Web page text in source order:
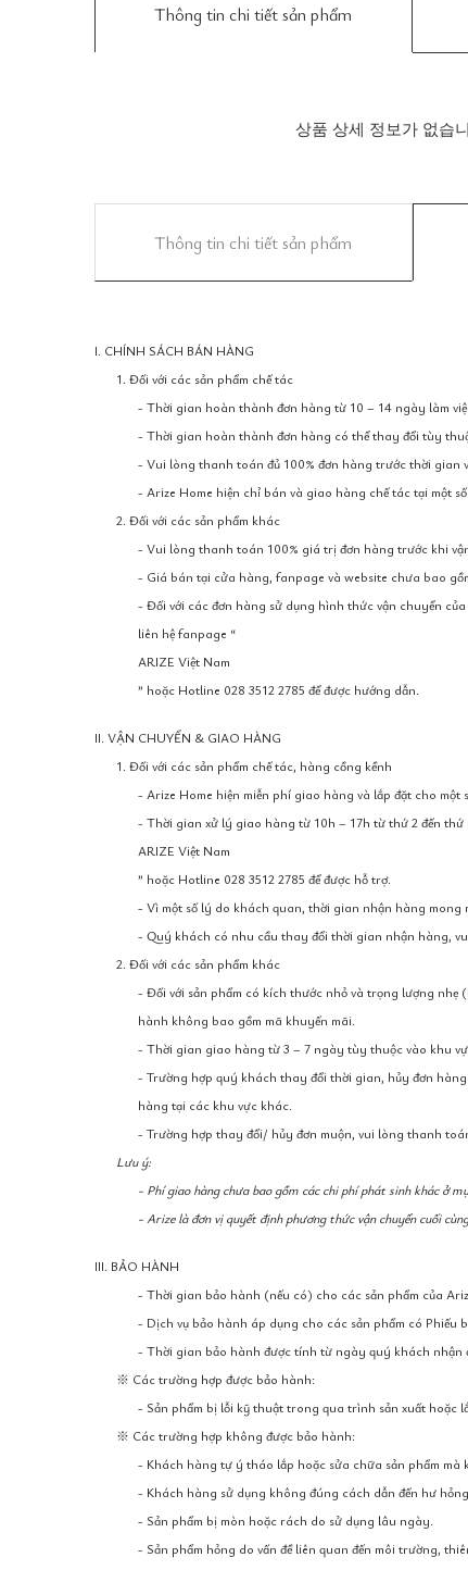
Thông tin chi tiết sản phẩm
상품 상세 정보가 없습
Thông tin chi tiết sản phẩm
I. CHÍNH SÁCH BÁN HÀNG
1. Đối với các sản phẩm chế tác
- Thời gian hoàn thành đơn hàng từ 10 – 14 ngày làm
- Thời gian hoàn thành đơn hàng có thể thay đổi tùy
- Vui lòng thanh toán đủ 100% đơn hàng trước thời gian
- Arize Home hiện chỉ bán và giao hàng chế tác tại một
2. Đối với các sản phẩm khác
- Vui lòng thanh toán 100% giá trị đơn hàng trước khi
- Giá bán tại cửa hàng, fanpage và website chưa bao
- Đối với các đơn hàng sử dụng hình thức vận chuyển
liên hệ fanpage “
ARIZE Việt Nam
” hoặc Hotline 028 3512 2785 để được hướng dẫn.
II. VẬN CHUYỂN & GIAO HÀNG
1. Đối với các sản phẩm chế tác, hàng cồng kềnh
- Arize Home hiện miễn phí giao hàng và lắp đặt cho
- Thời gian xử lý giao hàng từ 10h – 17h từ thứ 2 đến
ARIZE Việt Nam
” hoặc Hotline 028 3512 2785 để được hỗ trợ.
- Vì một số lý do khách quan, thời gian nhận hàng mong
- Quý khách có nhu cầu thay đổi thời gian nhận hàng,
2. Đối với các sản phẩm khác
- Đối với sản phẩm có kích thước nhỏ và trọng lượng
hành không bao gồm mã khuyến mãi.
- Thời gian giao hàng từ 3 – 7 ngày tùy thuộc vào khu
- Trường hợp quý khách thay đổi thời gian, hủy đơn
hàng tại các khu vực khác.
- Trường hợp thay đổi/ hủy đơn muộn, vui lòng thanh
Lưu ý:
- Phí giao hàng chưa bao gồm các chi phí phát sinh khác ở
- Arize là đơn vị quyết định phương thức vận chuyển cuối
III. BẢO HÀNH
- Thời gian bảo hành (nếu có) cho các sản phẩm của
- Dịch vụ bảo hành áp dụng cho các sản phẩm có
- Thời gian bảo hành được tính từ ngày quý khách nhận
※ Các trường hợp được bảo hành:
- Sản phẩm bị lỗi kỹ thuật trong qua trình sản xuất hoặc
※ Các trường hợp không được bảo hành:
- Khách hàng tự ý tháo lắp hoặc sửa chữa sản phẩm mà
- Khách hàng sử dụng không đúng cách dẫn đến hư hỏng.
- Sản phẩm bị mòn hoặc rách do sử dụng lâu ngày.
- Sản phẩm hỏng do vấn đề liên quan đến môi trường,